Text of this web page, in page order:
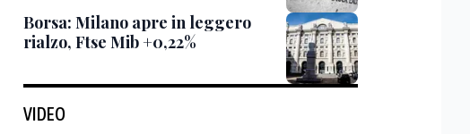
Borsa: Milano apre in leggero
rialzo, Ftse Mib +0,22%
VIDEO